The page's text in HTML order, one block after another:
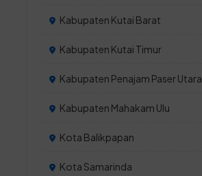
Kabupaten Kutai Barat
Kabupaten Kutai Timur
Kabupaten Penajam Paser Utara
Kabupaten Mahakam Ulu
Kota Balikpapan
Kota Samarinda